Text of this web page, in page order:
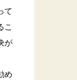
て
こ
が
め